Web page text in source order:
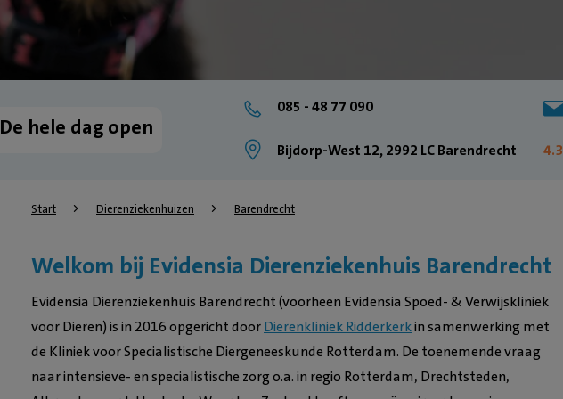
De hele dag open
085 - 48 77 090
Bijdorp-West 12, 2992 LC Barendrecht 4.3
Start Dierenziekenhuizen Barendrecht
Welkom bij Evidensia Dierenziekenhuis Barendrecht
Evidensia Dierenziekenhuis Barendrecht (voorheen Evidensia Spoed- & Verwijskliniek
voor Dieren) is in 2016 opgericht doorDierenkliniek Ridderkerkin samenwerking met
de Kliniek voor Specialistische Diergeneeskunde Rotterdam. De toenemende vraag
naar intensieve- en specialistische zorg o.a. in regio Rotterdam, Drechtsteden,